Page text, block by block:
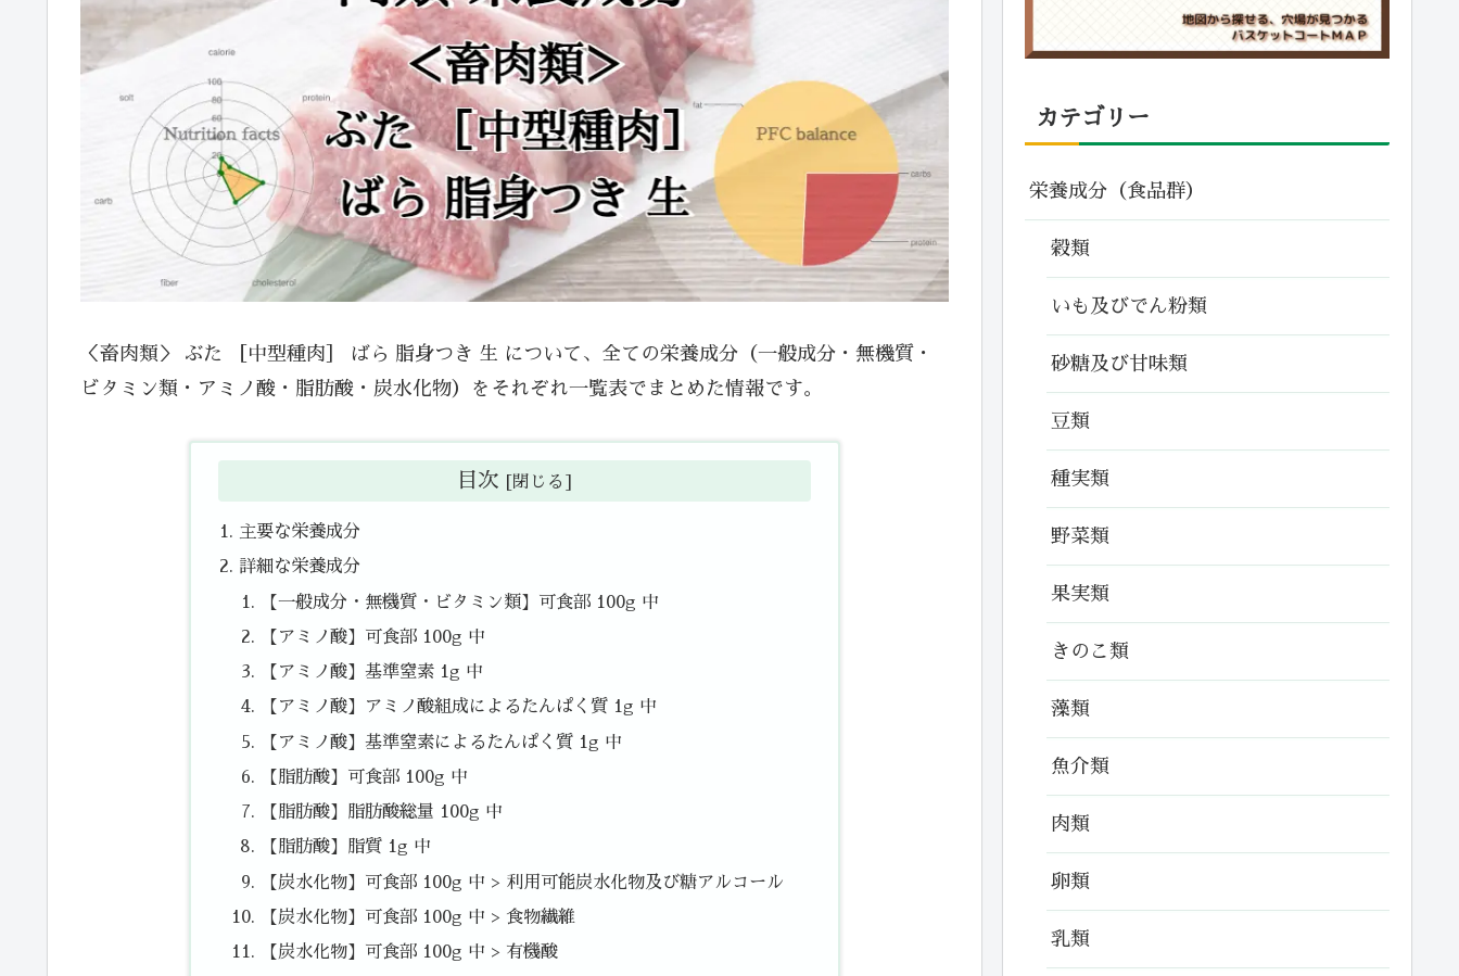
＜畜肉類＞ ぶた ［中型種肉］ ばら 脂身つき 生 について、全ての栄養成分（一般成分・無機質・
ビタミン類・アミノ酸・脂肪酸・炭水化物）をそれぞれ一覧表でまとめた情報です。
目次
主要な栄養成分
詳細な栄養成分
【一般成分・無機質・ビタミン類】可食部 100g 中
【アミノ酸】可食部 100g 中
【アミノ酸】基準窒素 1g 中
【アミノ酸】アミノ酸組成によるたんぱく質 1g 中
【アミノ酸】基準窒素によるたんぱく質 1g 中
【脂肪酸】可食部 100g 中
【脂肪酸】脂肪酸総量 100g 中
【脂肪酸】脂質 1g 中
【炭水化物】可食部 100g 中 > 利用可能炭水化物及び糖アルコール
【炭水化物】可食部 100g 中 > 食物繊維
【炭水化物】可食部 100g 中 > 有機酸
カテゴリー
栄養成分（食品群）
穀類
いも及びでん粉類
砂糖及び甘味類
豆類
種実類
野菜類
果実類
きのこ類
藻類
魚介類
肉類
卵類
乳類